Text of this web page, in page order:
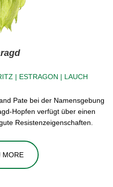
| ESTRAGON | LAUCH
Pate bei der Namensgebung
Hopfen verfügt über einen
Resistenzeigenschaften.
MORE